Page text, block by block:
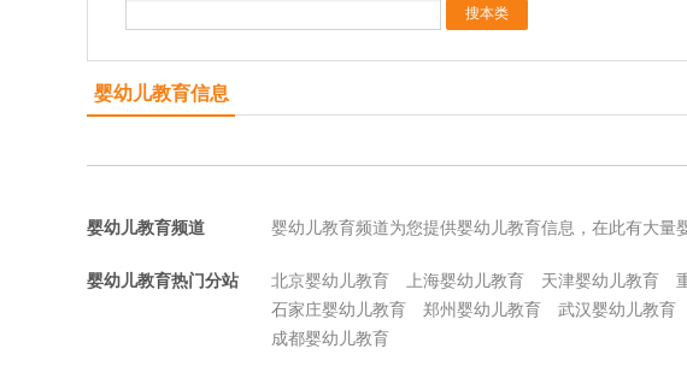
婴幼儿教育信息
婴幼儿教育频道 婴幼儿教育频道为您提供婴幼儿教育信息，在此有大量
婴幼儿教育热门分站 北京婴幼儿教育 上海婴幼儿教育 天津婴幼儿教育
石家庄婴幼儿教育
郑州婴幼儿教育 武汉婴幼儿教育
成都婴幼儿教育